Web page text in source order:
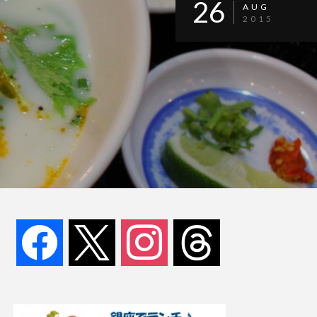
26
AUG
2015
facebook instagram threads